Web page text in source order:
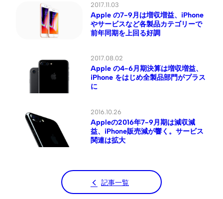
2017.11.03
Apple の7-9月は増収増益、iPhone
やサービスなど各製品カテゴリーで
前年同期を上回る好調
2017.08.02
Apple の4-6月期決算は増収増益、
iPhone をはじめ全製品部門がプラス
に
2016.10.26
Appleの2016年7-9月期は減収減
益、iPhone販売減が響く。サービス
関連は拡大
記事一覧